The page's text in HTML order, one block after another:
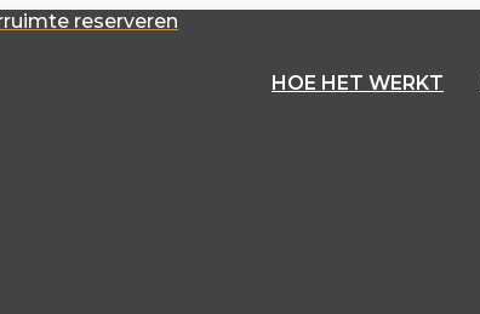
reserveren
HOE HET WERKT